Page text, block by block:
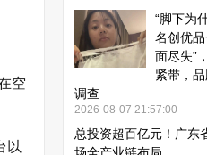
空
以